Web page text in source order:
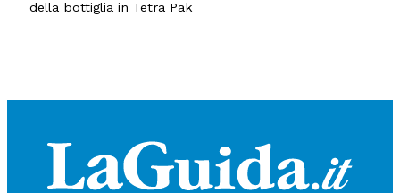
della bottiglia in Tetra Pak